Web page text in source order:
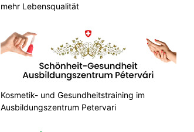
mehr Lebensqualität
Kosmetik- und Gesundheitstraining im
Ausbildungszentrum Petervari